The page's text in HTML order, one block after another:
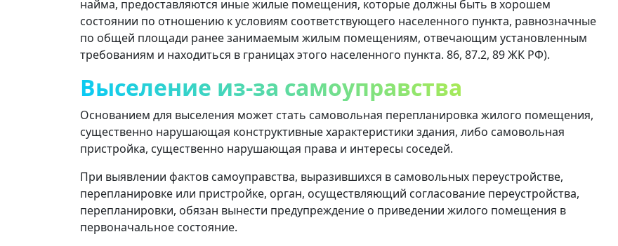
найма, предоставляются иные жилые помещения, которые должны быть в хорошем
состоянии по отношению к условиям соответствующего населенного пункта, равнозначные
по общей площади ранее занимаемым жилым помещениям, отвечающим установленным
требованиям и находиться в границах этого населенного пункта. 86, 87.2, 89 ЖК РФ).
Выселение из-за самоуправства
Основанием для выселения может стать самовольная перепланировка жилого помещения,
существенно нарушающая конструктивные характеристики здания, либо самовольная
пристройка, существенно нарушающая права и интересы соседей.
При выявлении фактов самоуправства, выразившихся в самовольных переустройстве,
перепланировке или пристройке, орган, осуществляющий согласование переустройства,
перепланировки, обязан вынести предупреждение о приведении жилого помещения в
первоначальное состояние.